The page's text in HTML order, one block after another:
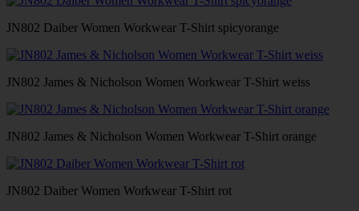
JN802 Daiber Women Workwear T-Shirt spicyorange
JN802 James & Nicholson Women Workwear T-Shirt weiss
JN802 James & Nicholson Women Workwear T-Shirt orange
JN802 Daiber Women Workwear T-Shirt rot